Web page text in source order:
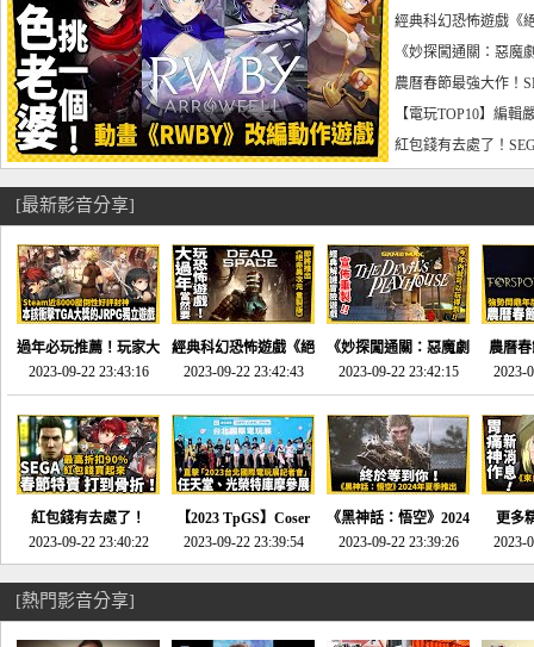
宅速配20230126
經典科幻恐怖遊戲《
懼體驗-電玩宅速配
《妙探闖通關：惡
到!!-電玩宅速配
農曆春節最強大作！
電玩宅速配20230123
【電玩TOP10】編
了，封面圖直接雷你
紅包錢有去處了！
宅速配20230119
[最新影音分享]
過年必玩推薦！玩家大
推的JRPG神作《神之
天平》介紹！-電玩宅
速配20230126
2023-09-22 23:43:16
經典科幻恐怖遊戲《絕
命異次元 重製版》重
回「石村號」的恐懼體
驗-電玩宅速配
20230125
2023-09-22 23:42:43
《妙探闖通關：惡魔劇
場》將推出「重製
版」!!!今年就能玩到!!-
電玩宅速配20230124
2023-09-22 23:42:15
農曆
SE社
動作角
電玩宅
2023-
紅包錢有去處了！
SEGA春節特賣 超過85
款遊戲打到骨折-電玩
宅速配20230119
2023-09-22 23:40:22
【2023 TpGS】Coser
和Show Girl搶先看！
直擊展前記者會-電玩
2023-09-22 23:39:54
《黑神話：悟空》2024
年夏季推出！確定不會
延期齁？-電玩宅速配
2023-09-22 23:39:26
更多
《來
金鄉
2023-
[熱門影音分享]